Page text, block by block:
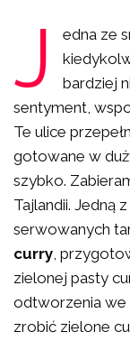
J
edna ze
bardziej
sentyment,
Te ulice
gotowane w
szybko.
Tajlandii. Jedną
serwowanych
curry,
zielonej pasty
odtworzenia we
zrobić zielone